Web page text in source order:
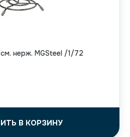
нерж. MGSteel /1/72
В КОРЗИНУ